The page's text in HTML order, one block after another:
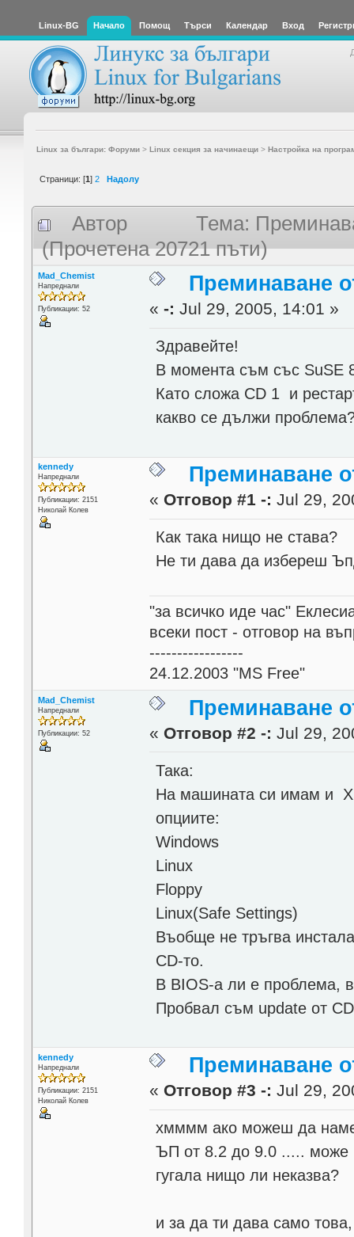
Linux-BG Начало Помощ Търси Календар Вход
Linux за българи: Форуми> Linux секция за начинаещи> Настройка на
Страници: [1] 2 Надолу
Автор
Тема:
(Прочетена 20721 пъти)
Mad_Chemist
Напреднали
Публикации: 52
Преминаване
«-: Jul 29, 2005, 14:01 »
Здравейте!
В момента съм със SuSE
Като сложа CD 1 и
какво се дължи
kennedy
Напреднали
Публикации: 2151
Николай Колев
Преминаване
« Отговор #1 -: Jul 29,
Как така нищо не става?
Не ти дава да избереш
"за всичко иде час"
всеки пост - отговор на
-----------------
24.12.2003 "MS Free"
Mad_Chemist
Напреднали
Публикации: 52
Преминаване
« Отговор #2 -: Jul 29,
Така:
На машината си имам и
опциите:
Windows
Linux
Floppy
Linux(Safe Settings)
Въобще не тръгва
CD-то.
В BIOS-a ли е проблема,
Пробвал съм update от
kennedy
Напреднали
Публикации: 2151
Николай Колев
Преминаване
« Отговор #3 -: Jul 29,
хмммм ако можеш да
ЪП от 8.2 до 9.0 ..... може
гугала нищо ли неказва?
и за да ти дава само това,